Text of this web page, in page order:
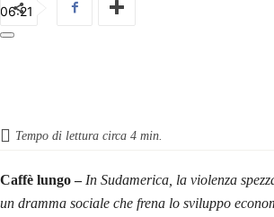
06:21
Tempo di lettura circa 4 min.
Caffè lungo – In Sudamerica, la violenza
un dramma sociale che frena lo sviluppo